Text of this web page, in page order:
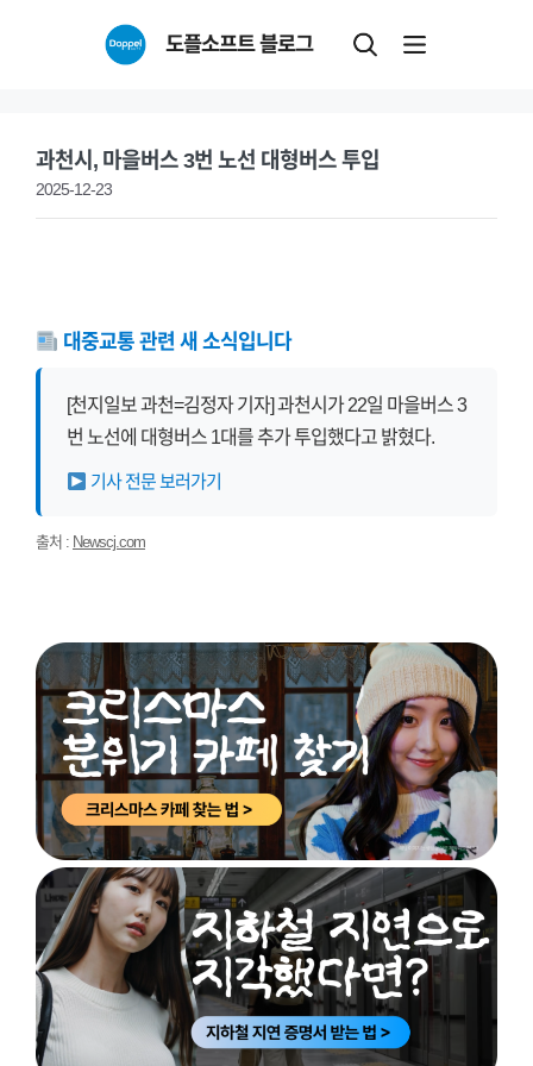
도플소프트 블로그
과천시, 마을버스 3번 노선 대형버스 투입
2025-12-23
대중교통 관련 새 소식입니다
[천지일보 과천=김정자 기자] 과천시가 22일 마을버스 3
번 노선에 대형버스 1대를 추가 투입했다고 밝혔다.
기사 전문 보러가기
출처 : Newscj.com